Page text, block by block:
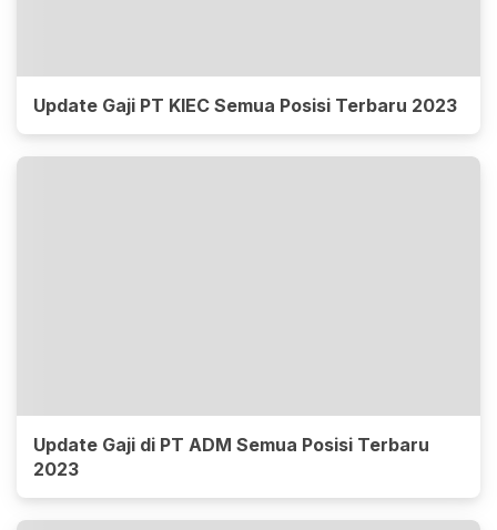
Update Gaji PT KIEC Semua Posisi Terbaru 2023
Update Gaji di PT ADM Semua Posisi Terbaru
2023